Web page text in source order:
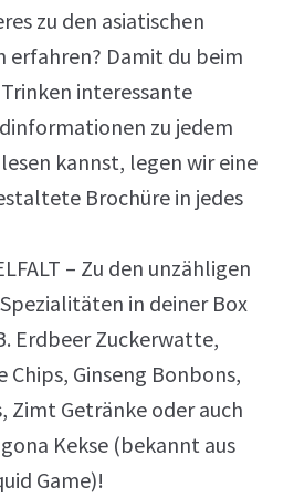
zu den asiatischen
erfahren? Damit du beim
Trinken interessante
zu jedem
kannst, legen wir eine
Brochüre in jedes
– Zu den unzähligen
in deiner Box
Erdbeer Zuckerwatte,
Chips, Ginseng Bonbons,
Zimt Getränke oder auch
Kekse (bekannt aus
Game)!